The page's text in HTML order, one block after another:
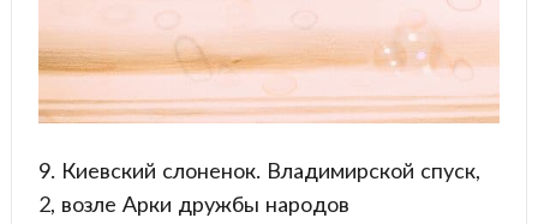
9. Киевский слоненок. Владимирской спуск,
2, возле Арки дружбы народов